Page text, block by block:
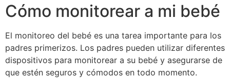
Cómo monitorear a mi bebé
El monitoreo del bebé es una tarea importante para los
padres primerizos. Los padres pueden utilizar diferentes
dispositivos para monitorear a su bebé y asegurarse de
que estén seguros y cómodos en todo momento.